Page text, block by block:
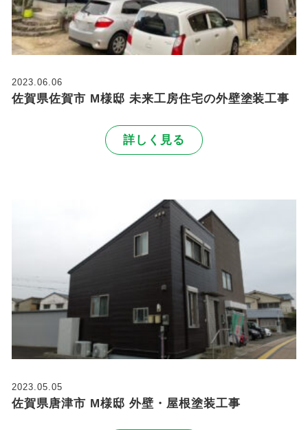
2023.06.06
佐賀県佐賀市 M様邸 未来工房住宅の外壁塗装工事
詳しく見る
2023.05.05
佐賀県唐津市 M様邸 外壁・屋根塗装工事